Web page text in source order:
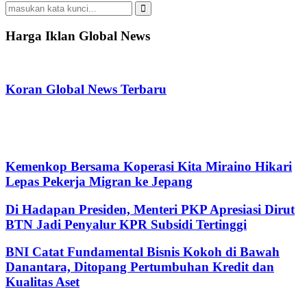
Search
for:
Search
Harga Iklan Global News
Koran Global News Terbaru
Kemenkop Bersama Koperasi Kita Miraino Hikari
Lepas Pekerja Migran ke Jepang
Di Hadapan Presiden, Menteri PKP Apresiasi Dirut
BTN Jadi Penyalur KPR Subsidi Tertinggi
BNI Catat Fundamental Bisnis Kokoh di Bawah
Danantara, Ditopang Pertumbuhan Kredit dan
Kualitas Aset